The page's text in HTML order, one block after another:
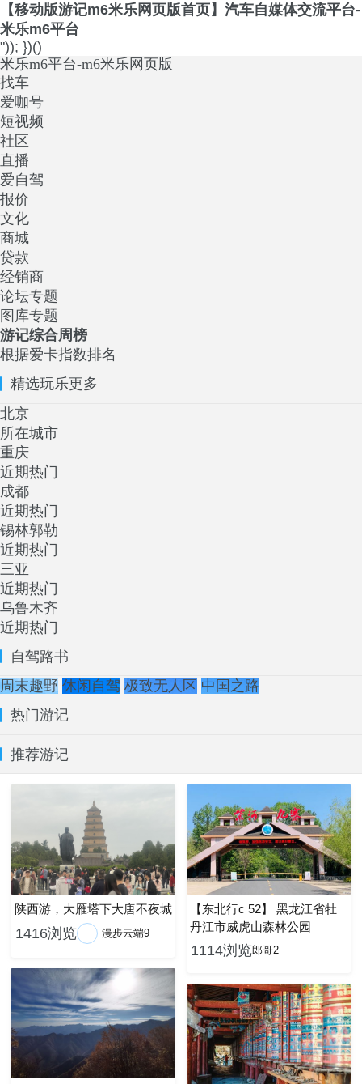
【移动版游记m6米乐网页版首页】汽车自媒体交流平台-
米乐m6平台
")); })()
米乐m6平台-m6米乐网页版
找车
爱咖号
短视频
社区
直播
爱自驾
报价
文化
商城
贷款
经销商
论坛专题
图库专题
游记综合周榜
根据爱卡指数排名
精选玩乐更多
北京
所在城市
重庆
近期热门
成都
近期热门
锡林郭勒
近期热门
三亚
近期热门
乌鲁木齐
近期热门
自驾路书
周末趣野 休闲自驾 极致无人区 中国之路
热门游记
推荐游记
陕西游，大雁塔下大唐不夜城
1416浏览 漫步云端9
【东北行c 52】 黑龙江省牡
丹江市威虎山森林公园
1114浏览郎哥2